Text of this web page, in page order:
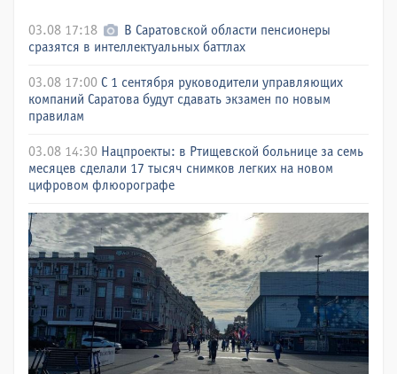
03.08 17:18
В Саратовской области пенсионеры
сразятся в интеллектуальных баттлах
03.08 17:00 С 1 сентября руководители управляющих
компаний Саратова будут сдавать экзамен по новым
правилам
03.08 14:30 Нацпроекты: в Ртищевской больнице за семь
месяцев сделали 17 тысяч снимков легких на новом
цифровом флюорографе